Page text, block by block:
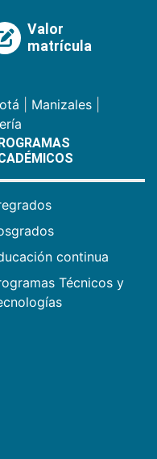
Valor
matrícula
Manizales
continua
Técnicos y